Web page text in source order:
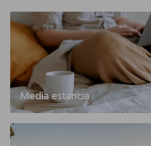
Media estancia